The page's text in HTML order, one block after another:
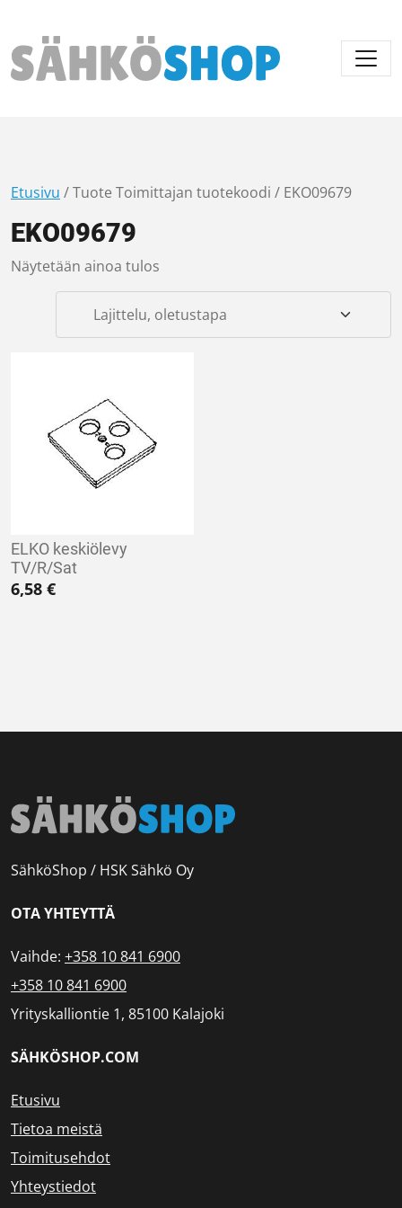
Päävalikko
Etusivu / Tuote Toimittajan tuotekoodi / EKO09679
EKO09679
Näytetään ainoa tulos
ELKO keskiölevy
TV/R/Sat
6,58 €
SähköShop / HSK Sähkö Oy
OTA YHTEYTTÄ
Vaihde: +358 10 841 6900
+358 10 841 6900
Yrityskalliontie 1, 85100 Kalajoki
SÄHKÖSHOP.COM
Etusivu
Tietoa meistä
Toimitusehdot
Yhteystiedot